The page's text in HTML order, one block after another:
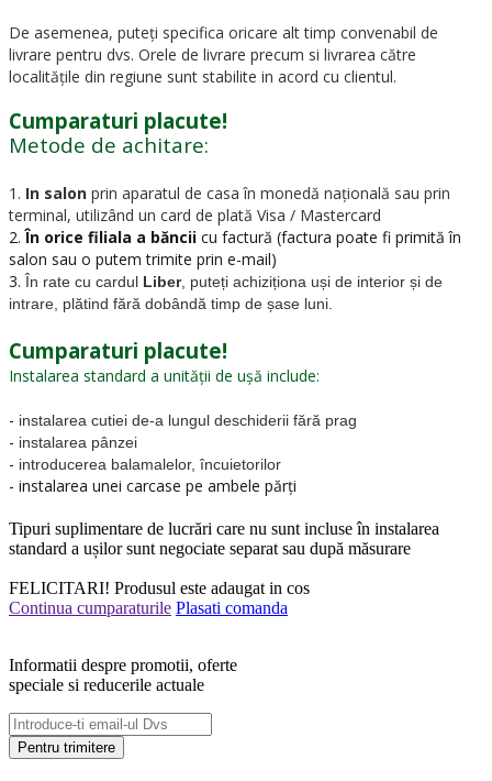
De asemenea, puteți specifica oricare alt timp convenabil de
livrare pentru dvs. Orele de livrare precum si livrarea către
localitățile din regiune sunt stabilite in acord cu clientul.
Cumparaturi placute!
Metode de achitare:
1. In salon prin aparatul de casa în monedă națională sau prin
terminal, utilizând un card de plată Visa / Mastercard
2.În orice filiala a băncii cu factură (factura poate fi primită în
salon sau o putem trimite prin e-mail)
3. În rate cu cardul Liber, puteți achiziționa uși de interior și de
intrare, plătind fără dobândă timp de șase luni.
Cumparaturi placute!
Instalarea standard a unității de ușă include:
- instalarea cutiei de-a lungul deschiderii fără prag
- instalarea pânzei
- introducerea balamalelor, încuietorilor
- instalarea unei carcase pe ambele părți
Tipuri suplimentare de lucrări care nu sunt incluse în instalarea
standard a ușilor sunt negociate separat sau după măsurare
FELICITARI! Produsul este adaugat in cos
Continua cumparaturile Plasati comanda
Informatii despre promotii, oferte
speciale si reducerile actuale